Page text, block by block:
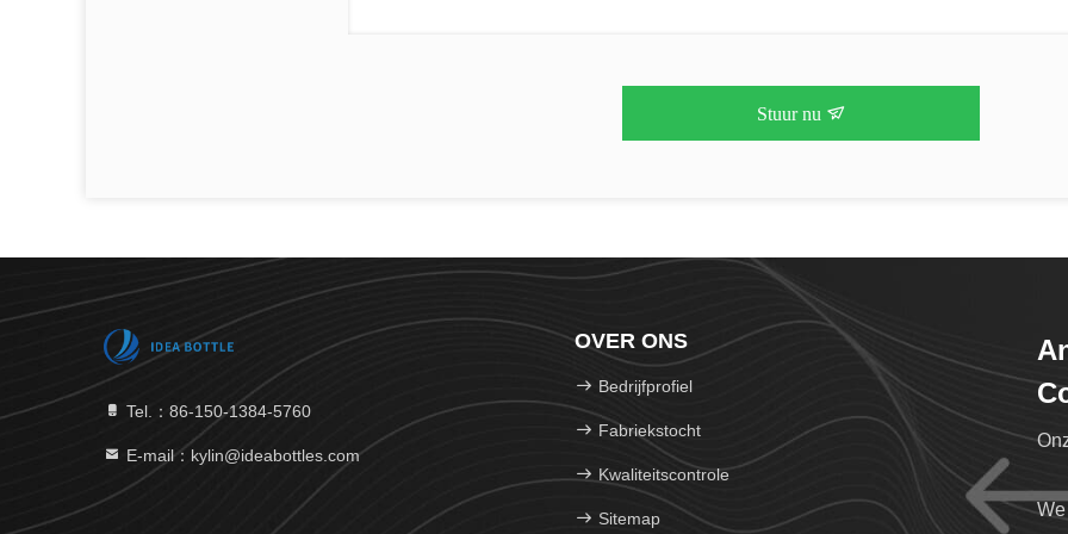
Stuur nu
Tel.：86-150-1384-5760
E-mail：kylin@ideabottles.com
OVER ONS
Bedrijfprofiel
Fabriekstocht
Kwaliteitscontrole
Sitemap